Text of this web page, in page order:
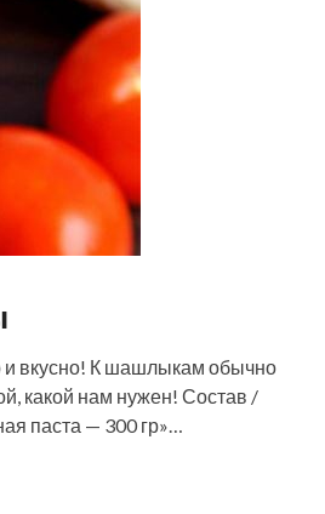
вкусно! К шашлыкам обычно
какой нам нужен! Состав /
паста — 300 гр»…